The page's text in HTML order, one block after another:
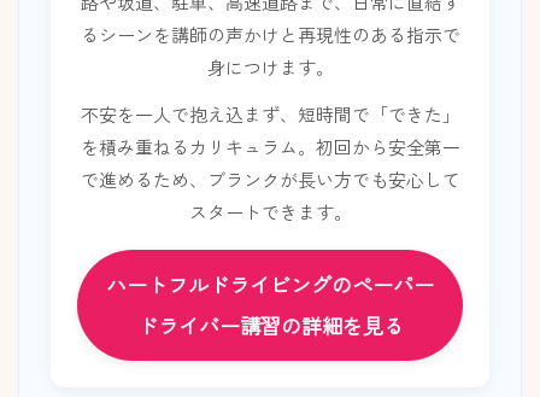
るシーンを講師の声かけと再現性のある指示で
身につけます。
不安を一人で抱え込まず、短時間で「できた」
を積み重ねるカリキュラム。初回から安全第一
で進めるため、ブランクが長い方でも安心して
スタートできます。
ハートフルドライビングのペーパー
ドライバー講習の詳細を見る